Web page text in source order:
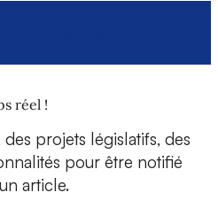
réel !
projets législatifs, des
pour être notifié
article.